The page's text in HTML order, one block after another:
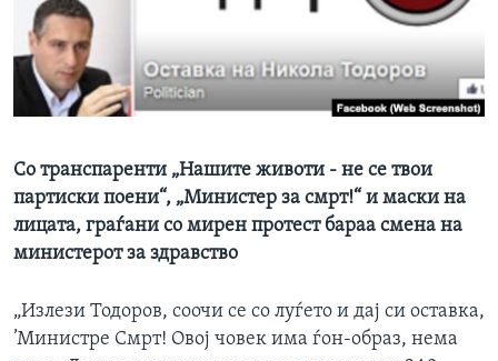
ИНТЕРВЈУА
Јазици
Со транспаренти „Нашите животи - не се твои
партиски поени“, „Министер за смрт!“ и маски на
лицата, граѓани со мирен протест бараа смена на
министерот за здравство
„Излези Тодоров, соочи се со луѓето и дај си оставка,
’Министре Смрт! Овој човек има ѓон-образ, нема